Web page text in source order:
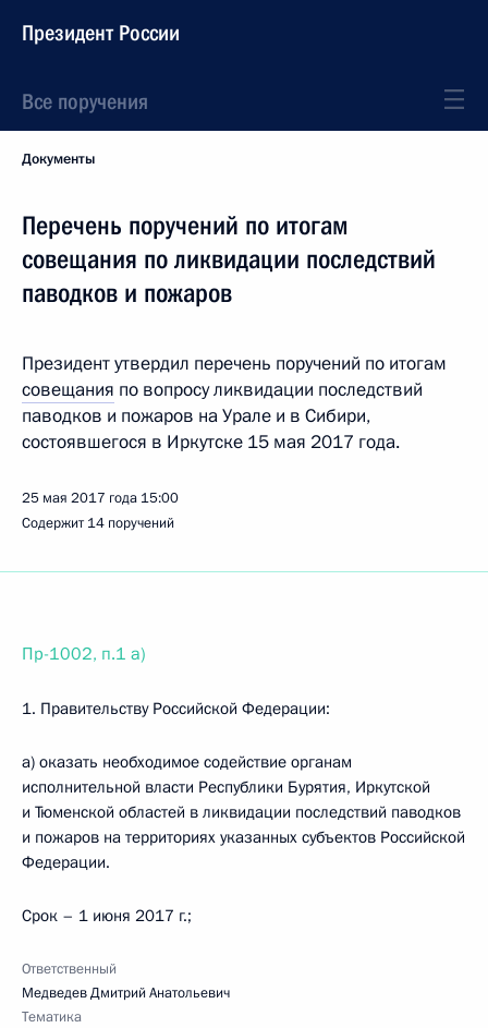
Президент России
Все поручения
Документы
Перечень поручений по итогам
совещания по ликвидации последствий
паводков и пожаров
Президент утвердил перечень поручений по итогам
совещания по вопросу ликвидации последствий
паводков и пожаров на Урале и в Сибири,
состоявшегося в Иркутске 15 мая 2017 года.
25 мая 2017 года 15:00
Содержит 14 поручений
Пр-1002, п.1 а)
1. Правительству Российской Федерации:
а) оказать необходимое содействие органам
исполнительной власти Республики Бурятия, Иркутской
и Тюменской областей в ликвидации последствий паводков
и пожаров на территориях указанных субъектов Российской
Федерации.
Срок – 1 июня 2017 г.;
Ответственный
Медведев Дмитрий Анатольевич
Тематика